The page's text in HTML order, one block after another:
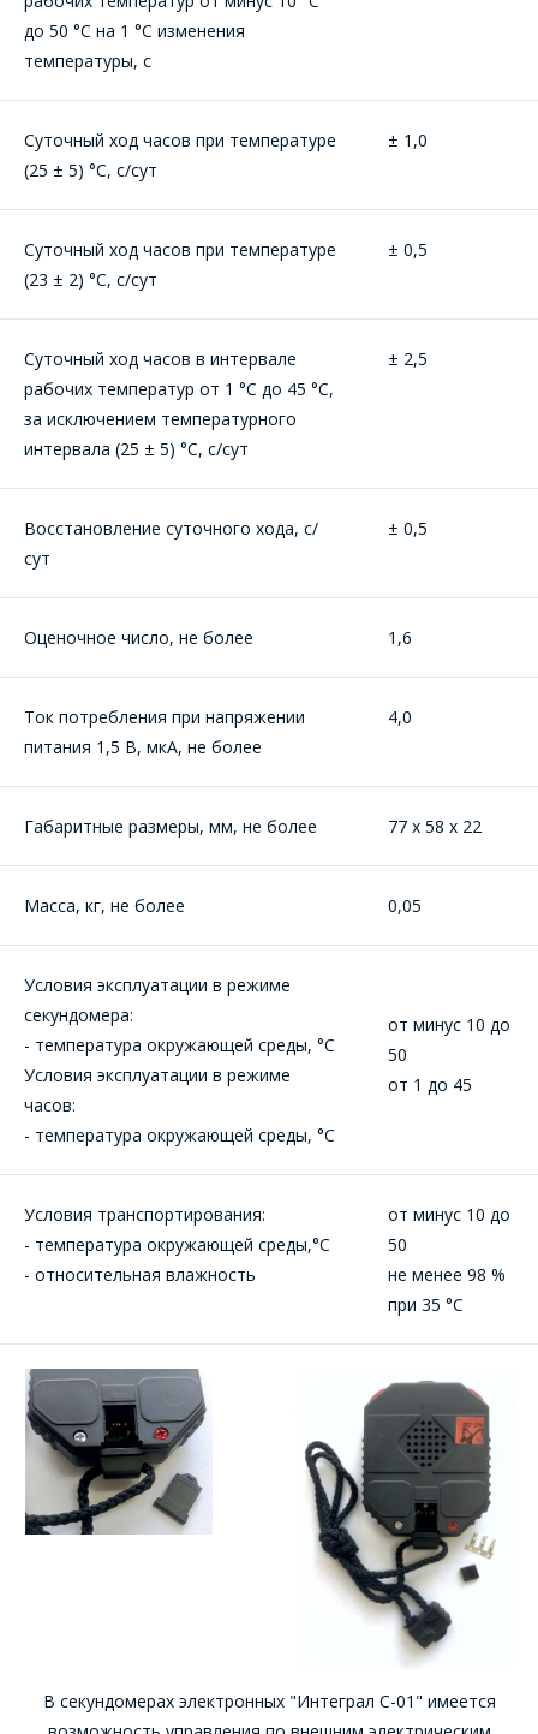
до 50 °С на 1 °С изменения
температуры, с
Суточный ход часов при температуре
(25 ± 5) °С, с/сут
± 1,0
Суточный ход часов при температуре
(23 ± 2) °С, с/сут
± 0,5
Суточный ход часов в интервале
рабочих температур от 1 °С до 45 °С,
за исключением температурного
интервала (25 ± 5) °С, с/сут
± 2,5
Восстановление суточного хода, с/
сут
± 0,5
Оценочное число, не более 1,6
Ток потребления при напряжении
питания 1,5 В, мкА, не более
4,0
Габаритные размеры, мм, не более 77 x 58 x 22
Масса, кг, не более 0,05
Условия эксплуатации в режиме
секундомера:
- температура окружающей среды, °С
Условия эксплуатации в режиме
часов:
- температура окружающей среды, °С
от минус 10 до
50
от 1 до 45
Условия транспортирования:
- температура окружающей среды,°С
- относительная влажность
от минус 10 до
50
не менее 98 %
при 35 °С
В секундомерах электронных "Интеграл С-01" имеется
для юридических лиц
Продажи физическим
"ИНТЕГРАЛ", тел.+375
интересующее Вас
сотрудники компании
свяжутся с Вами по
вопросам стоимости
Фамилия Имя *
Организация *
Телефон
E-mail
Интересующий товар/ *
Комментарий*
ЗАДАТЬ ВОПРОС
СОТРУДНИКИ
ВАШИ
Ваше имя*
Интересующий товар/
услуга
Я согласен на